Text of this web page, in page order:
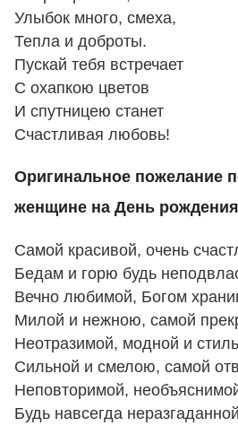
Улыбок много, смеха,
Тепла и доброты.
Пускай тебя встречает
С охапкою цветов
И спутницею станет
Счастливая любовь!
Оригинальное пожелание
женщине на День рождения
Самой красивой, очень
Бедам и горю будь
Вечно любимой, Богом
Милой и нежною, самой
Неотразимой, модной и
Сильной и смелою, самой
Неповторимой,
Будь навсегда